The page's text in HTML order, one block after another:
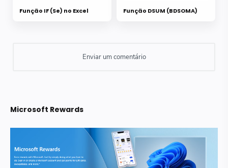
Função IF (Se) no Excel Função DSUM (BDSOMA)
Microsoft Rewards